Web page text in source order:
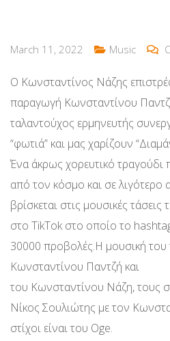
March 11, 2022 Music
Ο Κωνσταντίνος Νάζης
παραγωγή Κωνσταντίνου
ταλαντούχος ερμηνευτής
“φωτιά” και μας χαρίζουν
Ένα άκρως χορευτικό τραγούδι
από τον κόσμο και σε
βρίσκεται στις μουσικές
στο TikTok στο οποίο το
30000 προβολές.Η μουσική του
Κωνσταντίνου Παντζή και
του Κωνσταντίνου Νάζη, τους
Νίκος Σουλιώτης με τον
στίχοι είναι του Oge.